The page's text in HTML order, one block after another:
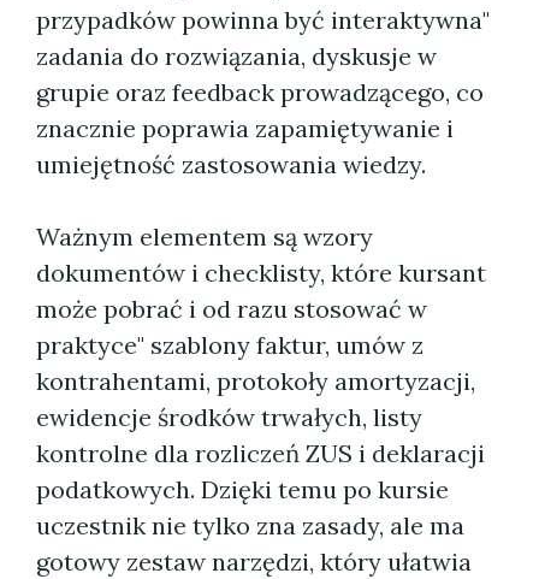
przypadków powinna być interaktywna"
zadania do rozwiązania, dyskusje w
grupie oraz feedback prowadzącego, co
znacznie poprawia zapamiętywanie i
umiejętność zastosowania wiedzy.
Ważnym elementem są wzory
dokumentów i checklisty, które kursant
może pobrać i od razu stosować w
praktyce" szablony faktur, umów z
kontrahentami, protokoły amortyzacji,
ewidencje środków trwałych, listy
kontrolne dla rozliczeń ZUS i deklaracji
podatkowych. Dzięki temu po kursie
uczestnik nie tylko zna zasady, ale ma
gotowy zestaw narzędzi, który ułatwia